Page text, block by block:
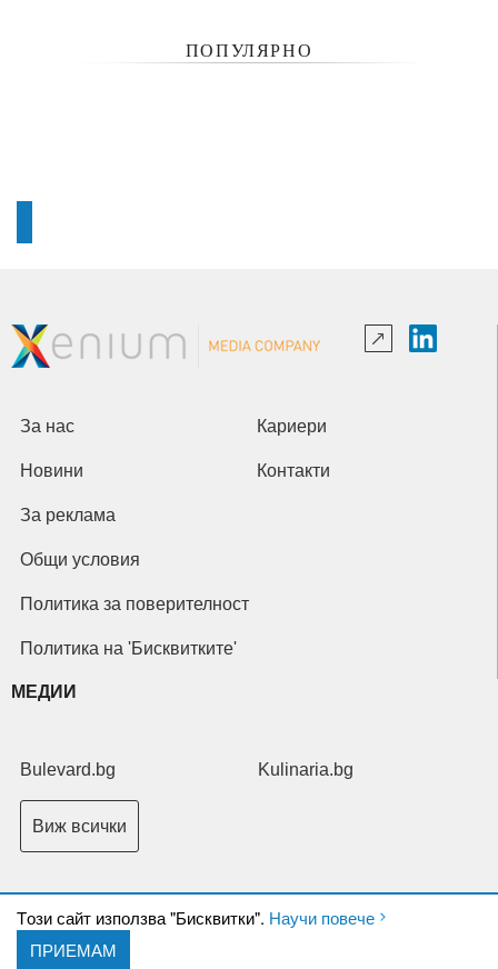
ПОПУЛЯРНО
Tози сайт използва "Бисквитки". Научи повече
ПРИЕМАМ
За нас Кариери
Новини Контакти
За реклама
Общи условия
Политика за поверителност
Политика на 'Бисквитките'
МЕДИИ
Bulevard.bg Kulinaria.bg
Виж всички
Copyright © 2026 Ксениум ООД. Всички права запазени.